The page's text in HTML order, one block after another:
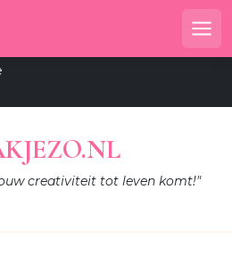
creativiteit tot leven komt!"